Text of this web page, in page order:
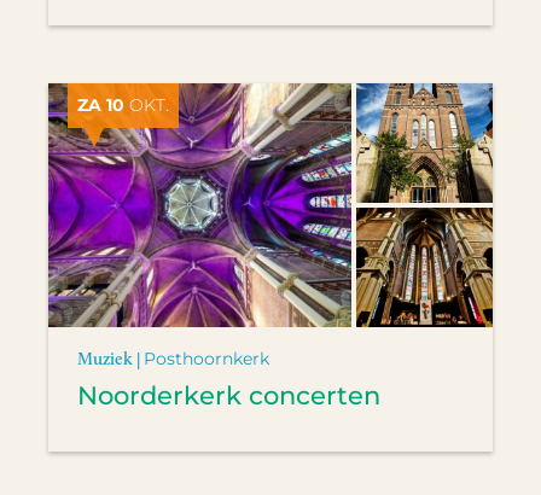
ZA 10 OKT.
Muziek | Posthoornkerk
Noorderkerk concerten